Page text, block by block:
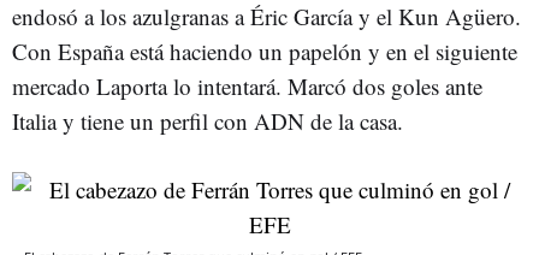
endosó a los azulgranas a Éric García y el Kun Agüero.
Con España está haciendo un papelón y en el siguiente
mercado Laporta lo intentará. Marcó dos goles ante
Italia y tiene un perfil con ADN de la casa.